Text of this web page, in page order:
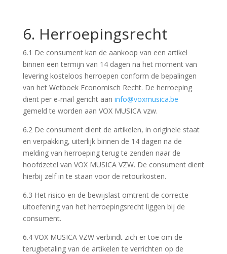
6. Herroepingsrecht
6.1 De consument kan de aankoop van een artikel
binnen een termijn van 14 dagen na het moment van
levering kosteloos herroepen conform de bepalingen
van het Wetboek Economisch Recht. De herroeping
dient per e-mail gericht aan info@voxmusica.be
gemeld te worden aan VOX MUSICA vzw.
6.2 De consument dient de artikelen, in originele staat
en verpakking, uiterlijk binnen de 14 dagen na de
melding van herroeping terug te zenden naar de
hoofdzetel van VOX MUSICA VZW. De consument dient
hierbij zelf in te staan voor de retourkosten.
6.3 Het risico en de bewijslast omtrent de correcte
uitoefening van het herroepingsrecht liggen bij de
consument.
6.4 VOX MUSICA VZW verbindt zich er toe om de
terugbetaling van de artikelen te verrichten op de